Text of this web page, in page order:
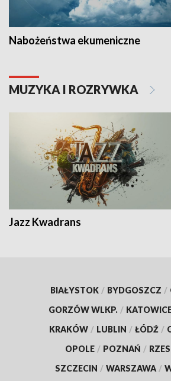
Nabożeństwa ekumeniczne
MUZYKA I ROZRYWKA
Jazz Kwadrans
BIAŁYSTOK / BYDGOSZCZ /
GORZÓW WLKP. /
KRAKÓW / LUBLIN / ŁÓDŹ /
OPOLE / POZNAŃ /
SZCZECIN / WARSZAWA /